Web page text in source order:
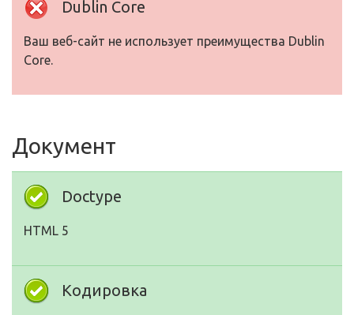
Dublin Core
Ваш веб-сайт не использует преимущества Dublin
Core.
Документ
Doctype
HTML 5
Кодировка